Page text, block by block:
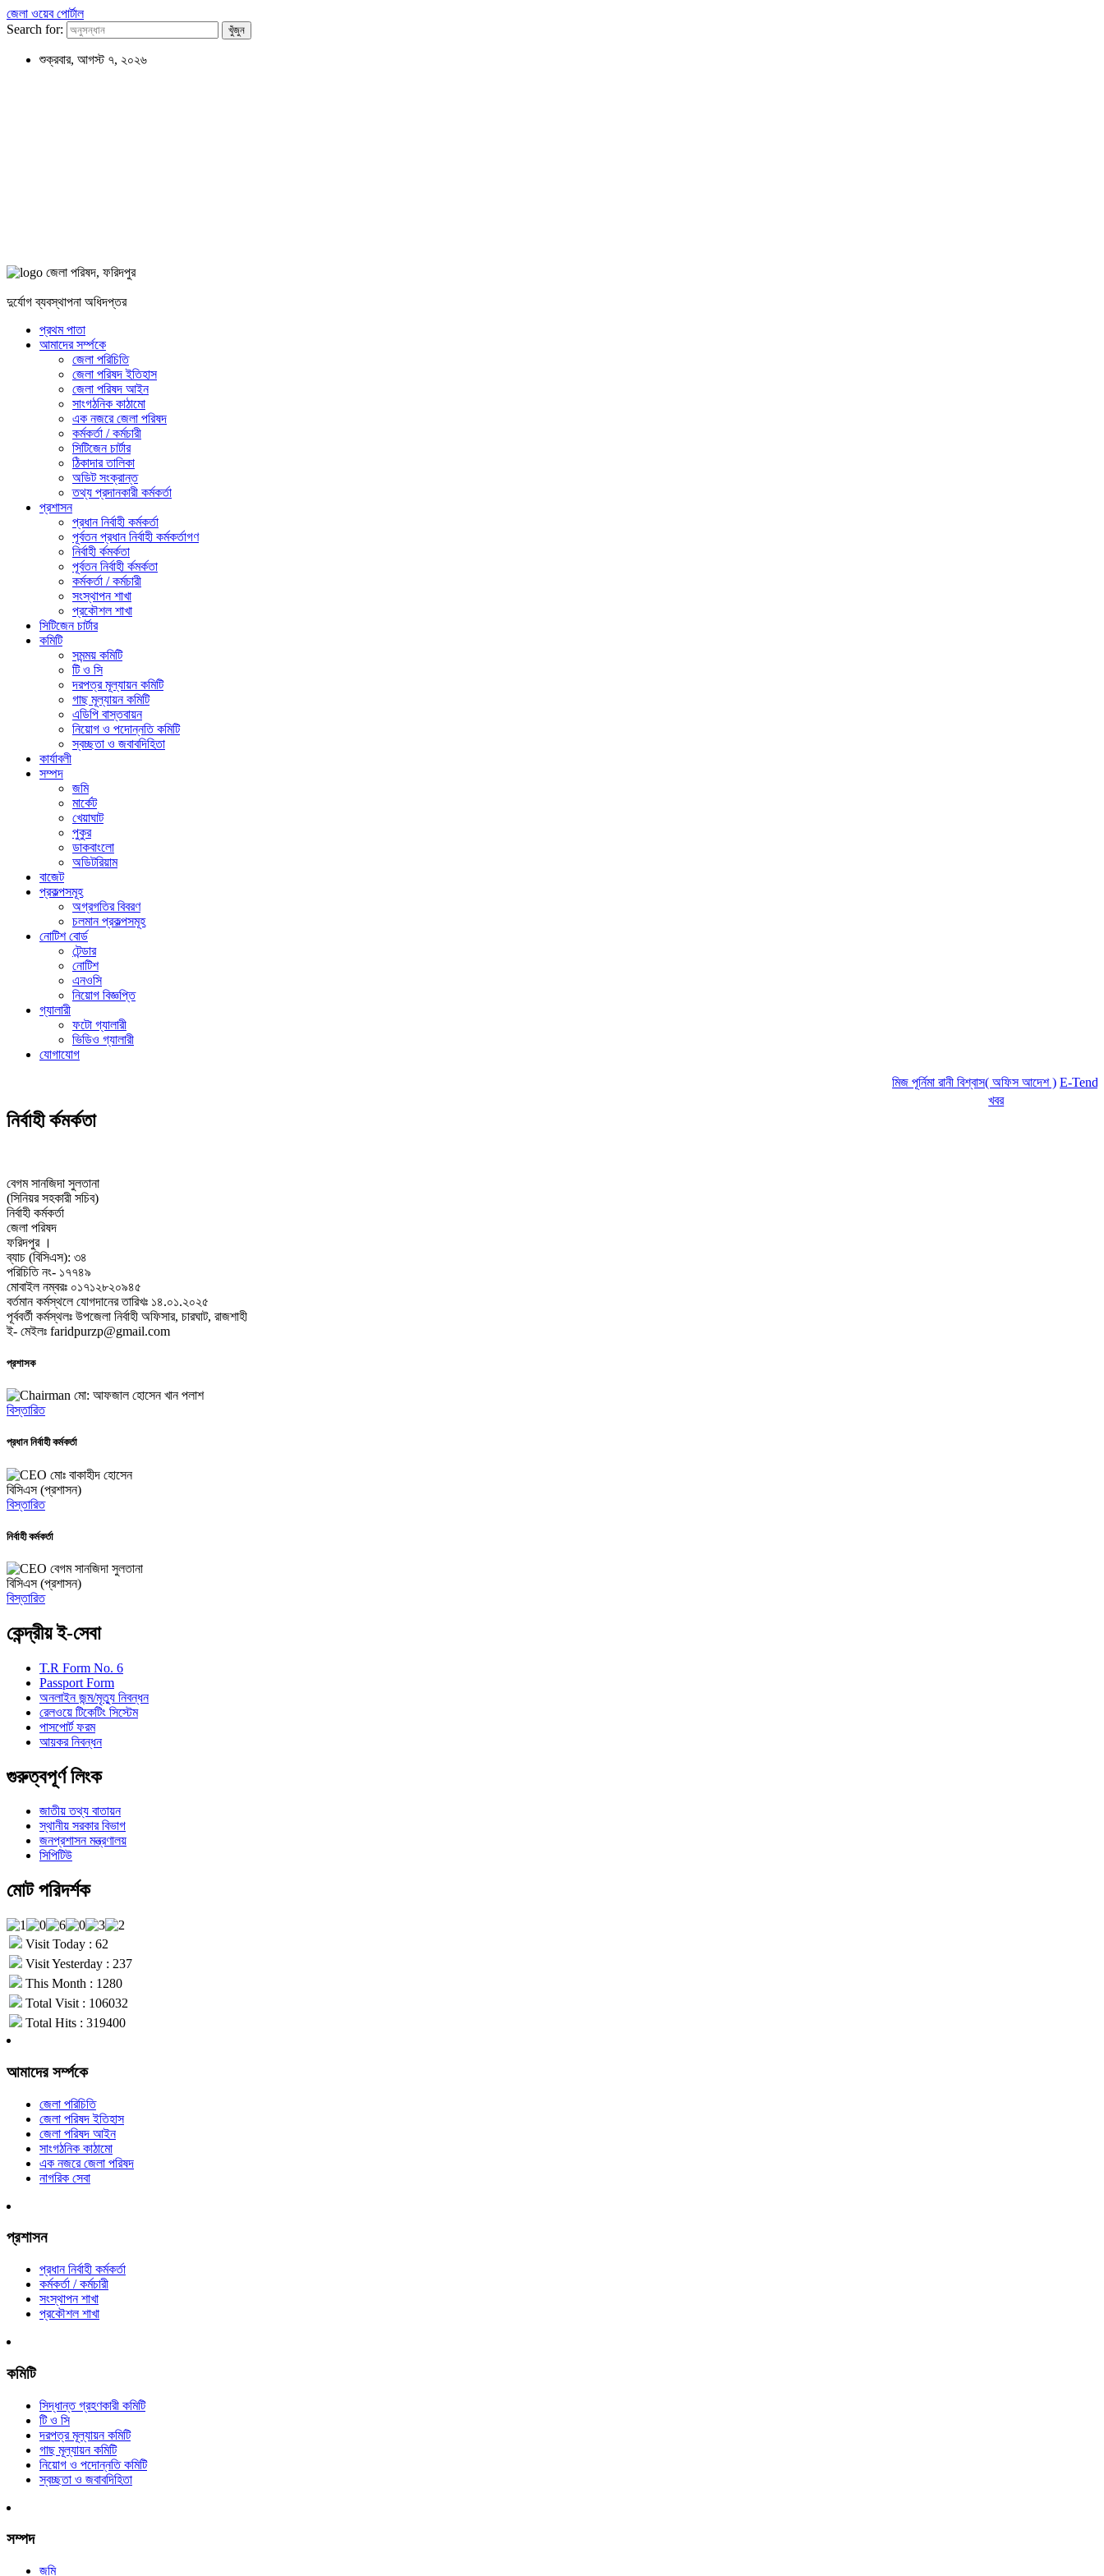
জেলা ওয়েব পোর্টাল
Search for:
শুক্রবার, আগস্ট ৭, ২০২৬
জেলা পরিষদ, ফরিদপুর
দুর্যোগ ব্যবস্থাপনা অধিদপ্তর
প্রথম পাতা
আমাদের সর্ম্পকে
জেলা পরিচিতি
জেলা পরিষদ ইতিহাস
জেলা পরিষদ আইন
সাংগঠনিক কাঠামো
এক নজরে জেলা পরিষদ
কর্মকর্তা / কর্মচারী
সিটিজেন চার্টার
ঠিকাদার তালিকা
অডিট সংক্রান্ত
তথ্য প্রদানকারী কর্মকর্তা
প্রশাসন
প্রধান নির্বাহী কর্মকর্তা
পূর্বতন প্রধান নির্বাহী কর্মকর্তাগণ
নির্বাহী র্কমর্কতা
পূর্বতন নির্বাহী র্কমর্কতা
কর্মকর্তা / কর্মচারী
সংস্থাপন শাখা
প্রকৌশল শাখা
সিটিজেন চার্টার
কমিটি
সমন্ময় কমিটি
টি ও সি
দরপত্র মূল্যায়ন কমিটি
গাছ মূল্যায়ন কমিটি
এডিপি বাস্তবায়ন
নিয়োগ ও পদোন্নতি কমিটি
স্বচ্ছতা ও জবাবদিহিতা
কার্যাবলী
সম্পদ
জমি
মার্কেট
খেয়াঘাট
পুকুর
ডাকবাংলো
অডিটরিয়াম
বাজেট
প্রকল্পসমূহ
অগ্রগতির বিবরণ
চলমান প্রকল্পসমূহ
নোটিশ বোর্ড
টেন্ডার
নোটিশ
এনওসি
নিয়োগ বিজ্ঞপ্তি
গ্যালারী
ফটো গ্যালারী
ভিডিও গ্যালারী
যোগাযোগ
মিজ পূর্নিমা রানী বিশ্বাস( অফিস আদেশ ) E-Tender
খবর
নির্বাহী র্কমর্কতা
বেগম সানজিদা সুলতানা
(সিনিয়র সহকারী সচিব)
নির্বাহী কর্মকর্তা
জেলা পরিষদ
ফরিদপুর ।
ব্যাচ (বিসিএস): ৩৪
পরিচিতি নং- ১৭৭৪৯
মোবাইল নম্বরঃ ০১৭১২৮২০৯৪৫
বর্তমান কর্মস্থলে যোগদানের তারিখঃ ১৪.০১.২০২৫
পূর্ববর্তী কর্মস্থলঃ উপজেলা নির্বাহী অফিসার, চারঘাট, রাজশাহী
ই- মেইলঃ faridpurzp@gmail.com
প্রশাসক
মো: আফজাল হোসেন খান পলাশ
বিস্তারিত
প্রধান নির্বাহী কর্মকর্তা
মোঃ বাকাহীদ হোসেন
বিসিএস (প্রশাসন)
বিস্তারিত
নির্বাহী কর্মকর্তা
বেগম সানজিদা সুলতানা
বিসিএস (প্রশাসন)
বিস্তারিত
কেন্দ্রীয় ই-সেবা
T.R Form No. 6
Passport Form
অনলাইন জন্ম/মৃত্যু নিবন্ধন
রেলওয়ে টিকেটিং সিস্টেম
পাসপোর্ট ফরম
আয়কর নিবন্ধন
গুরুত্বপূর্ণ লিংক
জাতীয় তথ্য বাতায়ন
স্থানীয় সরকার বিভাগ
জনপ্রশাসন মন্ত্রণালয়
সিপিটিউ
মোট পরিদর্শক
Visit Today : 62
Visit Yesterday : 237
This Month : 1280
Total Visit : 106032
Total Hits : 319400
আমাদের সর্ম্পকে
জেলা পরিচিতি
জেলা পরিষদ ইতিহাস
জেলা পরিষদ আইন
সাংগঠনিক কাঠামো
এক নজরে জেলা পরিষদ
নাগরিক সেবা
প্রশাসন
প্রধান নির্বাহী কর্মকর্তা
কর্মকর্তা / কর্মচারী
সংস্থাপন শাখা
প্রকৌশল শাখা
কমিটি
সিদ্ধান্ত গ্রহণকারী কমিটি
টি ও সি
দরপত্র মূল্যায়ন কমিটি
গাছ মূল্যায়ন কমিটি
নিয়োগ ও পদোন্নতি কমিটি
স্বচ্ছতা ও জবাবদিহিতা
সম্পদ
জমি